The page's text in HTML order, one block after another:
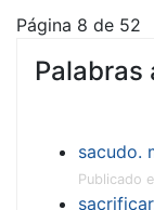
Página 8 de 52
Palabras
sacudo.
Publicado